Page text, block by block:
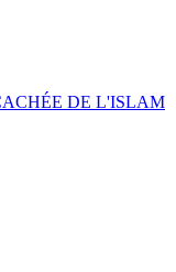
DE L'ISLAM